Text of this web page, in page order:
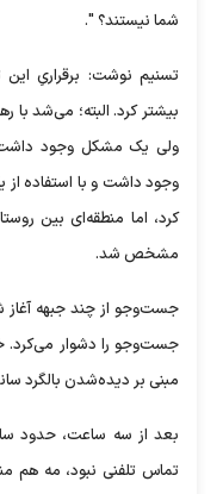
شما نیستند؟ ".
تسنیم نوشت: برقراریِ
بیشتر کرد. البته؛ می‌شد با
ولی یک مشکل وجود
وجود داشت و با استفاده
کرد، اما منطقه‌ای بین
مشخص شد.
جست‌وجو از چند جبهه
جست‌وجو را دشوار می‌کرد.
مبنی بر دیده‌شدن بالگرد
تماس تلفنی نبود، مه هم